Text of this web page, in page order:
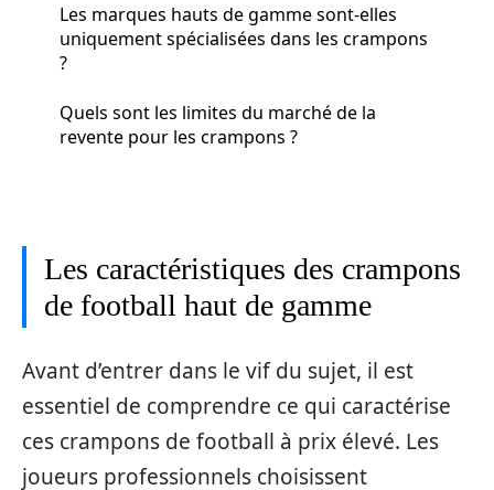
Les marques hauts de gamme sont-elles
uniquement spécialisées dans les crampons
?
Quels sont les limites du marché de la
revente pour les crampons ?
Les caractéristiques des crampons
de football haut de gamme
Avant d’entrer dans le vif du sujet, il est
essentiel de comprendre ce qui caractérise
ces crampons de football à prix élevé. Les
joueurs professionnels choisissent